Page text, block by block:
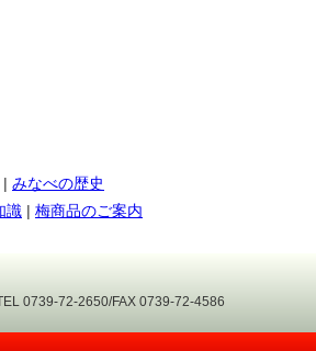
| みなべの歴史
識 | 梅商品のご案内
0739-72-2650/FAX 0739-72-4586